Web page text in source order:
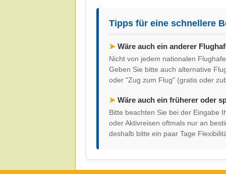
Tipps für eine schnellere
➤ Wäre auch ein anderer
Nicht von jedem nationalen
Geben Sie bitte auch alternative
oder "Zug zum Flug" (gratis oder
➤ Wäre auch ein früherer oder
Bitte beachten Sie bei der Eingabe
oder Aktivreisen oftmals nur an
deshalb bitte ein paar Tage